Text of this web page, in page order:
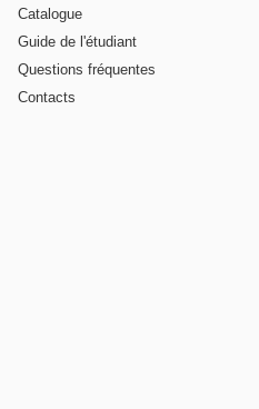
Catalogue
Guide de l'étudiant
Questions fréquentes
Contacts